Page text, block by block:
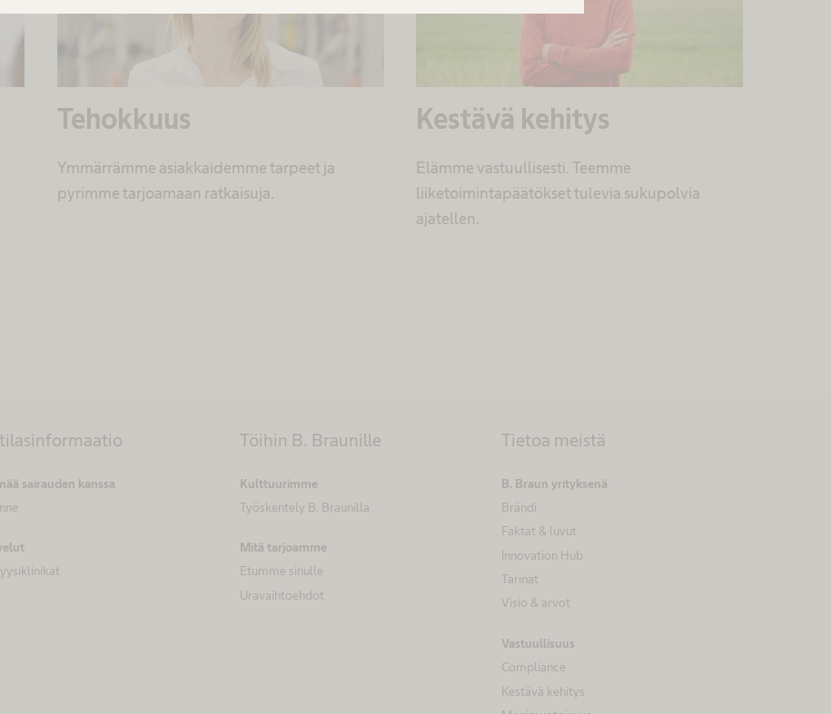
Tehokkuus
Ymmärrämme asiakkaidemme tarpeet ja
pyrimme tarjoamaan ratkaisuja.
Kestävä kehitys
Elämme vastuullisesti. Teemme
liiketoimintapäätökset tulevia sukupolvia
ajatellen.
sairauden kanssa
Töihin B. Braunille
Kulttuurimme
Työskentely B. Braunilla
Mitä tarjoamme
Etumme sinulle
Uravaihtoehdot
Tietoa meistä
B. Braun yrityksenä
Brändi
Faktat & luvut
Innovation Hub
Tarinat
Visio & arvot
Vastuullisuus
Compliance
Kestävä kehitys